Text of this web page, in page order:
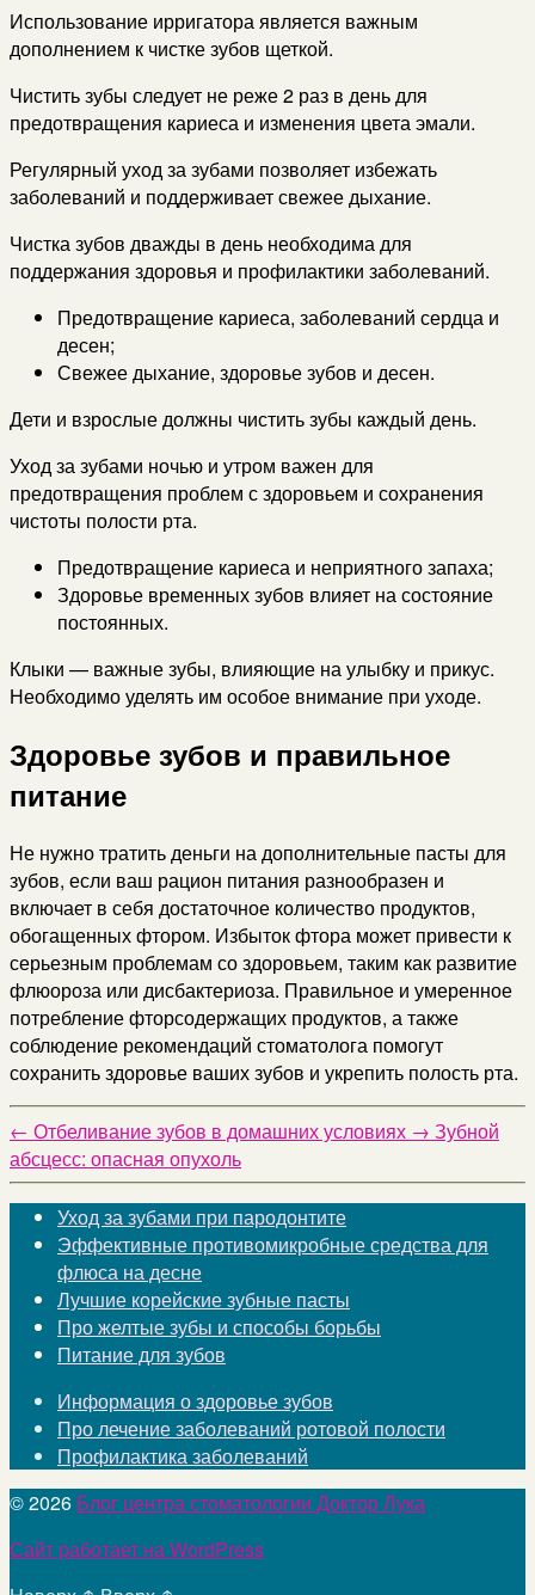
Использование ирригатора является важным
дополнением к чистке зубов щеткой.
Чистить зубы следует не реже 2 раз в день для
предотвращения кариеса и изменения цвета эмали.
Регулярный уход за зубами позволяет избежать
заболеваний и поддерживает свежее дыхание.
Чистка зубов дважды в день необходима для
поддержания здоровья и профилактики заболеваний.
Предотвращение кариеса, заболеваний сердца и
десен;
Свежее дыхание, здоровье зубов и десен.
Дети и взрослые должны чистить зубы каждый день.
Уход за зубами ночью и утром важен для
предотвращения проблем с здоровьем и сохранения
чистоты полости рта.
Предотвращение кариеса и неприятного запаха;
Здоровье временных зубов влияет на состояние
постоянных.
Клыки — важные зубы, влияющие на улыбку и прикус.
Необходимо уделять им особое внимание при уходе.
Здоровье зубов и правильное
питание
Не нужно тратить деньги на дополнительные пасты для
зубов, если ваш рацион питания разнообразен и
включает в себя достаточное количество продуктов,
обогащенных фтором. Избыток фтора может привести к
серьезным проблемам со здоровьем, таким как развитие
флюороза или дисбактериоза. Правильное и умеренное
потребление фторсодержащих продуктов, а также
соблюдение рекомендаций стоматолога помогут
сохранить здоровье ваших зубов и укрепить полость рта.
← Отбеливание зубов в домашних условиях → Зубной
абсцесс: опасная опухоль
Уход за зубами при пародонтите
Эффективные противомикробные средства для
флюса на десне
Лучшие корейские зубные пасты
Про желтые зубы и способы борьбы
Питание для зубов
Информация о здоровье зубов
Про лечение заболеваний ротовой полости
Профилактика заболеваний
© 2026 Блог центра стоматологии Доктор Лука
Сайт работает на WordPress